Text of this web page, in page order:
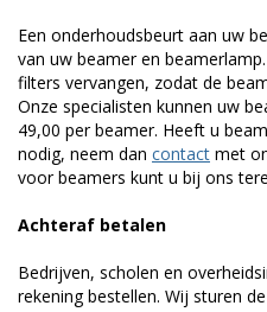
Een onderhoudsbeurt aan uw
van uw beamer en
filters vervangen, zodat de
Onze specialisten kunnen uw
49,00 per beamer. Heeft u
nodig, neem dan contact met
voor beamers kunt u bij ons
Achteraf betalen
Bedrijven, scholen en
rekening bestellen. Wij sturen